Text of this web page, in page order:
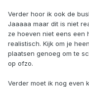
Verder hoor ik ook de
Jaaaaa maar dit is niet
ze hoeven niet eens een
realistisch. Kijk om je
plaatsen genoeg om te
op ofzo.
Verder moet ik nog even